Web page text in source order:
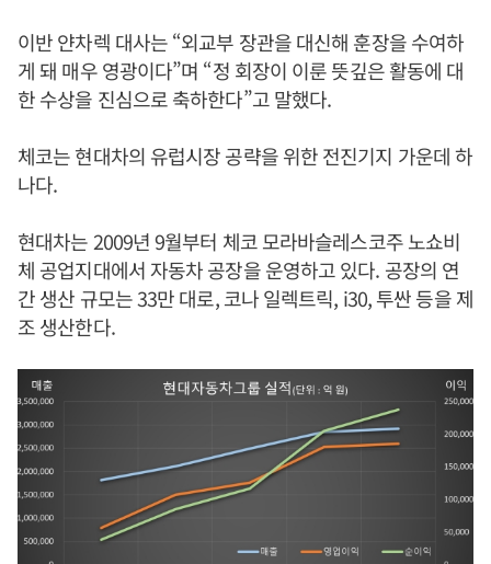
이반 얀차렉 대사는 “외교부 장관을 대신해 훈장을 수여하
게 돼 매우 영광이다”며 “정 회장이 이룬 뜻깊은 활동에 대
한 수상을 진심으로 축하한다”고 말했다.
체코는 현대차의 유럽시장 공략을 위한 전진기지 가운데 하
나다.
현대차는 2009년 9월부터 체코 모라바슬레스코주 노쇼비
체 공업지대에서 자동차 공장을 운영하고 있다. 공장의 연
간 생산 규모는 33만 대로, 코나 일렉트릭, i30, 투싼 등을 제
조 생산한다.